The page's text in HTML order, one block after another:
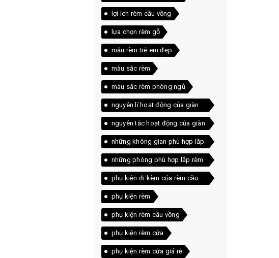
lợi ích rèm cầu vồng
lựa chọn rèm gỗ
mẫu rèm trẻ em đẹp
màu sắc rèm
màu sắc rèm phòng ngủ
nguyên lí hoạt động của giàn
phơi
nguyên tắc hoạt động của giàn
phơi
những không gian phù hợp lắp
rèm roman
những phòng phù hợp lắp rèm
roman
phụ kiện đi kèm của rèm cầu
vồng
phụ kiện rèm
phụ kiện rèm cầu vồng
phụ kiện rèm cửa
phụ kiện rèm cửa giá rẻ